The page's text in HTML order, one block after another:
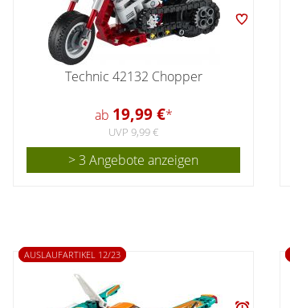
Technic 42132 Chopper
ab 19,99 €*
UVP 9,99 €
> 3 Angebote anzeigen
AUSLAUFARTIKEL 12/23